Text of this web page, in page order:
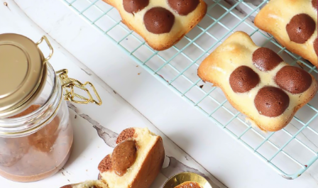
Conditionnement : pot de 5g
Ingrédient : colorants : E172, E102*, dextrose. Peut contenir
des traces de fruits à coque, arachides, gluten, œufs, lait,
graines de sésame, céleri, moutarde.
*Peut avoir des effets indésirables sur l'activité et l'attention
des enfants
Précautions d'emploi : poudre volatile, refermer le pot après
chaque utilisation.
A conserver à l'abri de la lumière et de l'humidité.
Marque : Scrapcooking